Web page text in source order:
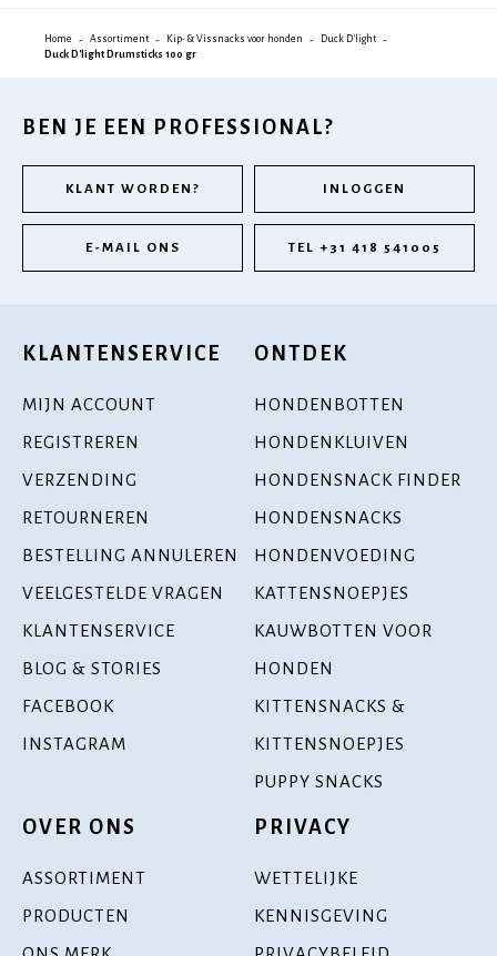
Home Assortiment Kip- & Vissnacks voor honden
Duck D'light
Duck D'light Drumsticks 100 gr
BEN JE EEN PROFESSIONAL?
KLANT WORDEN? INLOGGEN
E-MAIL ONS TEL +31 418 541005
KLANTENSERVICE
MIJN ACCOUNT
REGISTREREN
VERZENDING
RETOURNEREN
BESTELLING ANNULEREN
VEELGESTELDE VRAGEN
KLANTENSERVICE
BLOG & STORIES
FACEBOOK
INSTAGRAM
ONTDEK
HONDENBOTTEN
HONDENKLUIVEN
HONDENSNACK FINDER
HONDENSNACKS
HONDENVOEDING
KATTENSNOEPJES
KAUWBOTTEN VOOR
HONDEN
KITTENSNACKS &
KITTENSNOEPJES
PUPPY SNACKS
OVER ONS
ASSORTIMENT
PRODUCTEN
PRIVACY
WETTELIJKE
KENNISGEVING